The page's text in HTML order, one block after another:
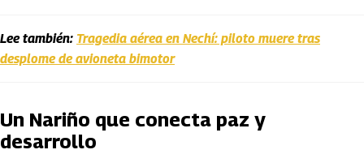
Lee también: Tragedia aérea en Nechí: piloto muere tras
desplome de avioneta bimotor
Un Nariño que conecta paz y
desarrollo